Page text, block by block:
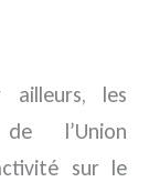
ailleurs, les
l’Union
sur le